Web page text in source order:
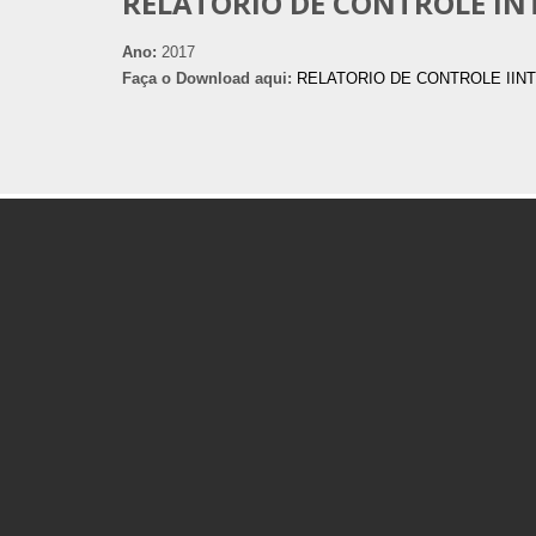
Ano: 2017
Faça o Download aqui: RELATORIO DE CONTROLE